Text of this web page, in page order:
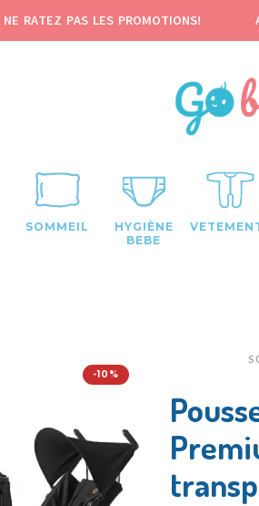
NE RATEZ PAS LES PROMOTIONS!
SOMMEIL
HYGIÈNE
BEBE
-10%